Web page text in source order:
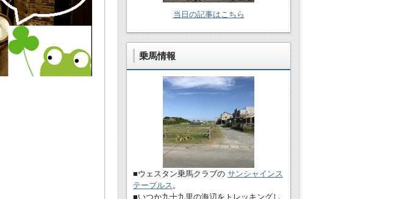
当日の記事はこちら
乗馬情報
■ウェスタン乗馬クラブの サンシャインス
テーブルス 。
■いつか九十九里の海辺をトレッキングし